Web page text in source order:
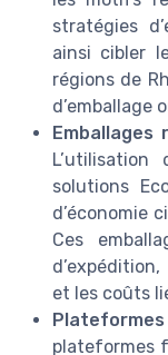
stratégies
ainsi cibler
régions de
d’emballage
solutions
d’économie
Ces
et les coûts
plateformes